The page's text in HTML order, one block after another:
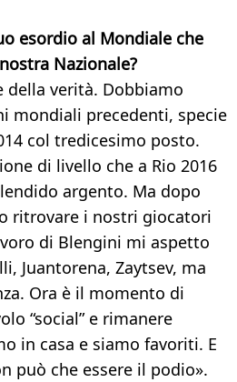
esordio al Mondiale che
Nazionale?
della verità. Dobbiamo
mondiali precedenti, specie
col tredicesimo posto.
di livello che a Rio 2016
argento. Ma dopo
ritrovare i nostri giocatori
di Blengini mi aspetto
Juantorena, Zaytsev, ma
Ora è il momento di
“social” e rimanere
in casa e siamo favoriti. E
può che essere il podio».